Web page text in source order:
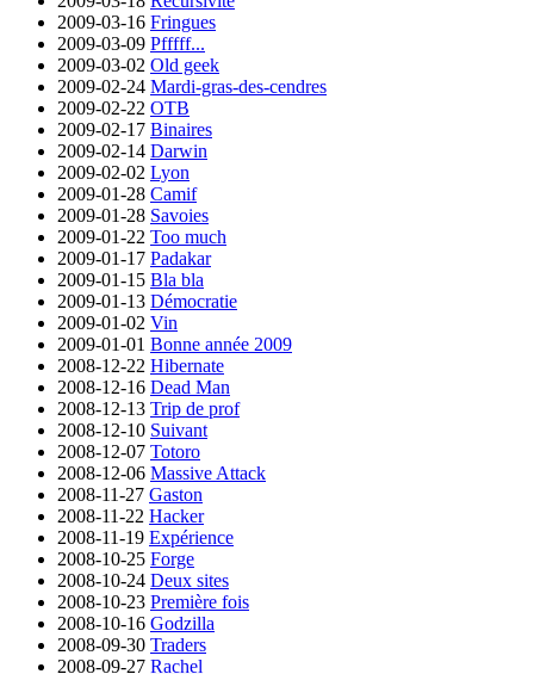
2009-03-16 Fringues
2009-03-09 Pfffff...
2009-03-02 Old geek
2009-02-24 Mardi-gras-des-cendres
2009-02-22 OTB
2009-02-17 Binaires
2009-02-14 Darwin
2009-02-02 Lyon
2009-01-28 Camif
2009-01-28 Savoies
2009-01-22 Too much
2009-01-17 Padakar
2009-01-15 Bla bla
2009-01-13 Démocratie
2009-01-02 Vin
2009-01-01 Bonne année 2009
2008-12-22 Hibernate
2008-12-16 Dead Man
2008-12-13 Trip de prof
2008-12-10 Suivant
2008-12-07 Totoro
2008-12-06 Massive Attack
2008-11-27 Gaston
2008-11-22 Hacker
2008-11-19 Expérience
2008-10-25 Forge
2008-10-24 Deux sites
2008-10-23 Première fois
2008-10-16 Godzilla
2008-09-30 Traders
2008-09-27 Rachel